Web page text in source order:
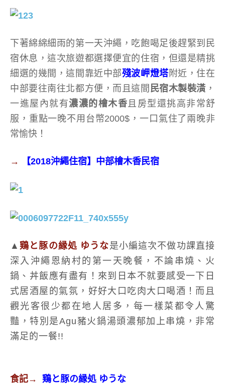
下著綿綿細雨的第一天沖繩，吃飽喝足後趕緊到民
宿休息，這次旅遊都選擇便宜的住宿，但還是精挑
細選的幾間，這間靠近中部殘波岬燈塔附近，住在
中部要往南往北都方便，而且這間 民宿木製裝潢 ，
一進屋內就有濃濃的檜木香且房型還挑高非常舒
服，重點一晚不用台幣2000$，一口氣住了兩晚非
常愉快！
→ 【2018沖繩住宿】中部檜木香民宿
▲鶏と豚の縁処 ゆうな是小編這次不做功課直接
深入沖繩恩納村的第一天晚餐，不論串燒、火
鍋、丼飯應有盡有！來到日本不就要感受一下日
式居酒屋的氣氛，好好大口吃肉大口喝酒！而且
觀光客很少都在地人居多，每一樣菜都令人驚
豔，特別是Agu豬火鍋湯頭濃郁加上串燒，非常
滿足的一餐!!
食記→ 鶏と豚の縁処 ゆうな